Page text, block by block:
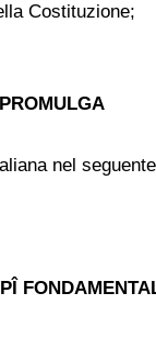
Costituzione;
PROMULGA
nel